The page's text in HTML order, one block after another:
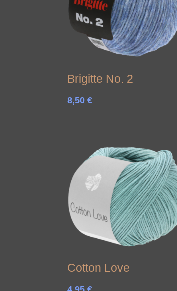
Brigitte No. 2
8,50€
Cotton Love